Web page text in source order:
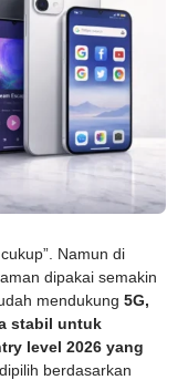
Namun di
dipakai semakin
mendukung 5G,
stabil untuk
level 2026 yang
, dipilih berdasarkan